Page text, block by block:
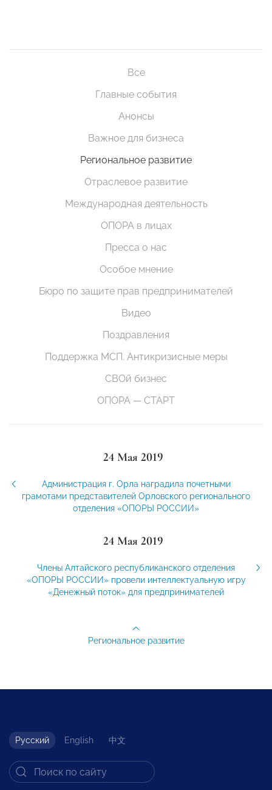
Все
Главные события
Анонсы
Важное для бизнеса
Региональное развитие
Отраслевое развитие
Международная деятельность
ОПОРА в лицах
Пресса о нас
Особое мнение
Бюро по защите прав предпринимателей
Видео
Поздравления
Поддержка МСП. Антикризисные меры
СВОй бизнес
ОПОРА — СТАРТ
24 Мая 2019
Администрация г. Орла наградила почетными
грамотами представителей Орловского регионального
отделения «ОПОРЫ РОССИИ»
24 Мая 2019
Члены Алтайского республиканского отделения
«ОПОРЫ РОССИИ» провели интеллектуальную игру
«Денежный поток» для предпринимателей
Региональное развитие
Русский English 中文